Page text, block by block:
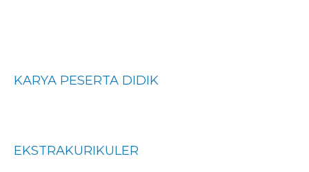
KARYA PESERTA DIDIK
EKSTRAKURIKULER